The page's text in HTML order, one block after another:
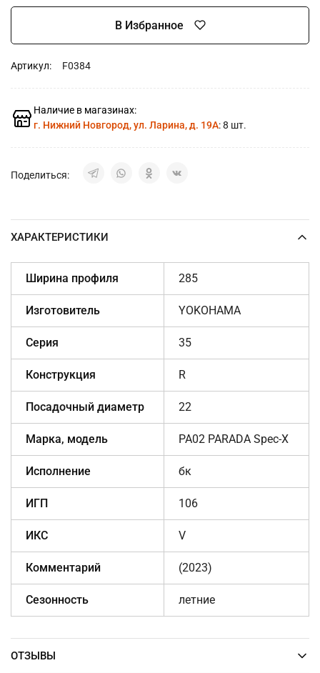
В Избранное
Артикул: F0384
Наличие в магазинах:
г. Нижний Новгород, ул. Ларина, д. 19А: 8 шт.
Поделиться:
ХАРАКТЕРИСТИКИ
Ширина профиля 285
Изготовитель YOKOHAMA
Серия 35
Конструкция R
Посадочный диаметр 22
Марка, модель PA02 PARADA Spec-X
Исполнение бк
ИГП 106
ИКС V
Комментарий (2023)
Сезонность летние
ОТЗЫВЫ